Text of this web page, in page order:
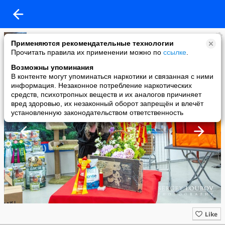
Применяются рекомендательные технологии
Прочитать правила их применении можно по ссылке
Возможны упоминания
В контенте могут упоминаться наркотики и связанная с ними
информация. Незаконное потребление наркотических
средств, психотропных веществ и их аналогов причиняет
вред здоровью, их незаконный оборот запрещён и влечёт
установленную законодательством ответственность
Когтеточки для кошек ТМ "Когтедралка" и "Когтемания"
added a photo
28 May в 18:27
Like